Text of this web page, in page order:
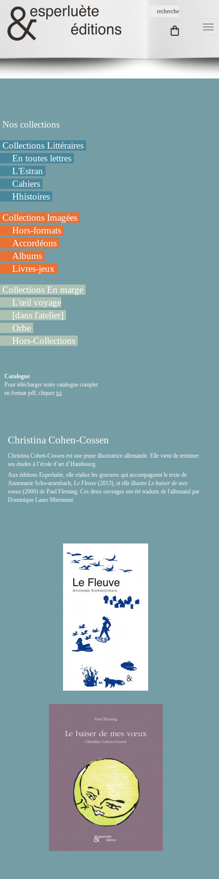
Nos collections
Collections Littéraires
En toutes lettres
L'Estran
Cahiers
Hhistoires
Collections Imagées
Hors-formats
Accordéons
Albums
Livres-jeux
Collections En marge
L'œil voyage
[dans l'atelier]
Orbe
Hors-Collections
Catalogue
Pour télécharger notre catalogue complet
en format pdf, cliquez ici
Christina Cohen-Cossen
Christina Cohen-Cossen est une jeune illustratrice allemande. Elle vient de terminer
ses études à l’école d’art d’Hambourg.
Aux éditions Esperluète, elle réalise les gravures qui accompagnent le texte de
Annemarie Schwarzenbach, Le Fleuve (2013), et elle illustre Le baiser de mes
voeux (2006) de Paul Fleming. Ces deux ouvrages ont été traduits de l'allemand par
Dominique Laure Miermont.